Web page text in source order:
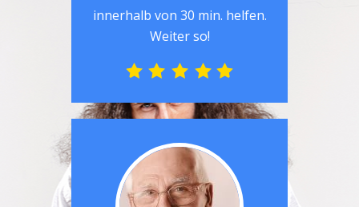
innerhalb von 30 min. helfen.
Weiter so!